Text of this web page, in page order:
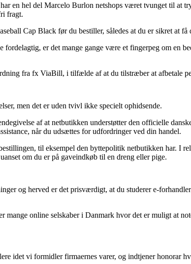
en hel del Marcelo Burlon netshops været tvunget til at
fragt.
Cap Black før du bestiller, således at du er sikret at få
er det mange gange være et fingerpeg om en
fra fx ViaBill, i tilfælde af at du tilstræber at afbetale
men det er uden tvivl ikke specielt ophidsende.
af at netbutikken understøtter den officielle
når du udsættes for udfordringer ved din handel.
til eksempel den byttepolitik netbutikken har. I
om du er på gaveindkøb til en dreng eller pige.
og herved er det prisværdigt, at du studerer e-
online selskaber i Danmark hvor det er muligt at
idet vi formidler firmaernes varer, og indtjener honorar